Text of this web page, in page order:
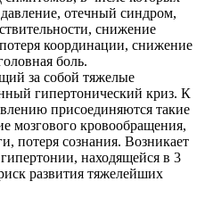
отечный синдром,
снижение
координации, снижение
боль.
за собой тяжелые
гипертонический криз. К
присоединяются такие
мозгового кровообращения,
потеря сознания. Возникает
находящейся в 3
развития тяжелейших